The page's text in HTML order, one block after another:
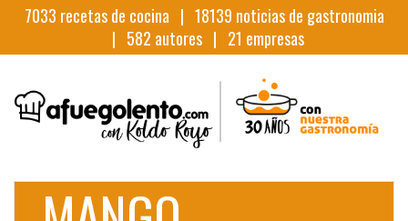
7033 recetas de cocina | 18139 noticias de gastronomia
| 582 autores | 21 empresas